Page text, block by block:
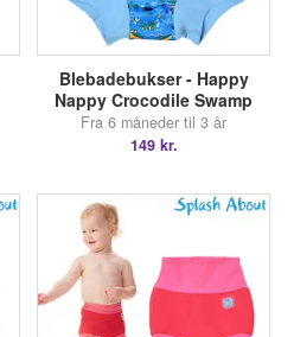
Blebadebukser - Happy
Nappy Crocodile Swamp
Fra 6 måneder til 3 år
149 kr.